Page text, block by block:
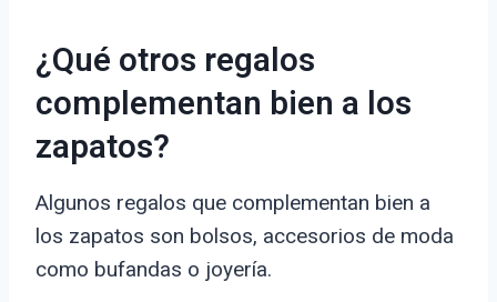
¿Qué otros regalos
complementan bien a los
zapatos?
Algunos regalos que complementan bien a
los zapatos son bolsos, accesorios de moda
como bufandas o joyería.